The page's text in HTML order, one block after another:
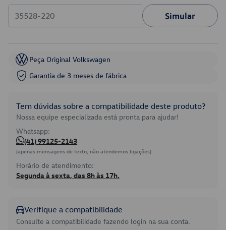
Simular
Peça Original Volkswagen
Garantia de 3 meses de fábrica
Tem dúvidas sobre a compatibilidade deste produto?
Nossa equipe especializada está pronta para ajudar!
Whatsapp:
(41) 99125-2143
(apenas mensagens de texto, não atendemos ligações)
Horário de atendimento:
Segunda à sexta, das 8h às 17h.
Verifique a compatibilidade
Consulte a compatibilidade fazendo login na sua conta.